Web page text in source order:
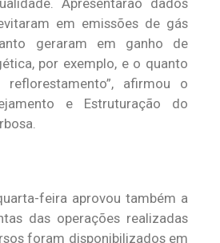
Apresentarão dados
em emissões de gás
geraram em ganho de
por exemplo, e o quanto
reflorestamento”, afirmou o
e Estruturação do
feira aprovou também a
das operações realizadas
foram disponibilizados em